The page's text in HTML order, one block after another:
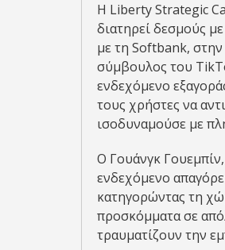
Η Liberty Strategic
διατηρεί δεσμούς
με τη Softbank,
σύμβουλος του
ενδεχόμενο
τους χρήστες να
ισοδυναμούσε με
Ο Γουάνγκ
ενδεχόμενο
κατηγορώντας τη
προσκόμματα σε
τραυματίζουν την